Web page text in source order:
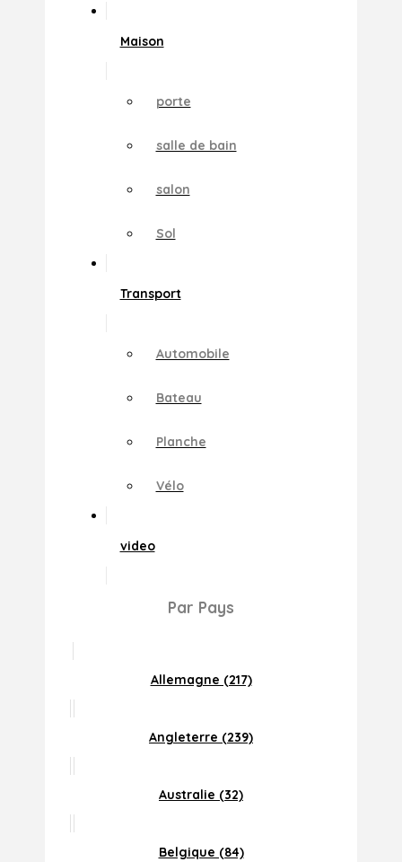
Maison
porte
salle de bain
salon
Sol
Transport
Automobile
Bateau
Planche
Vélo
video
Par Pays
Allemagne (217)
Angleterre (239)
Australie (32)
Belgique (84)